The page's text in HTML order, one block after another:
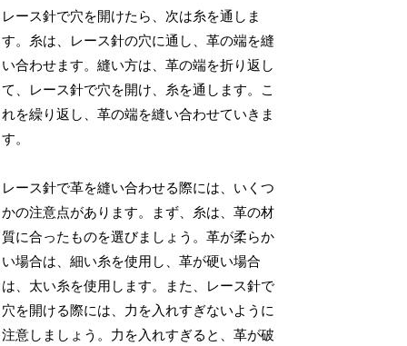
レース針で穴を開けたら、次は糸を通しま
す。糸は、レース針の穴に通し、革の端を縫
い合わせます。縫い方は、革の端を折り返し
て、レース針で穴を開け、糸を通します。こ
れを繰り返し、革の端を縫い合わせていきま
す。
レース針で革を縫い合わせる際には、いくつ
かの注意点があります。まず、糸は、革の材
質に合ったものを選びましょう。革が柔らか
い場合は、細い糸を使用し、革が硬い場合
は、太い糸を使用します。また、レース針で
穴を開ける際には、力を入れすぎないように
注意しましょう。力を入れすぎると、革が破